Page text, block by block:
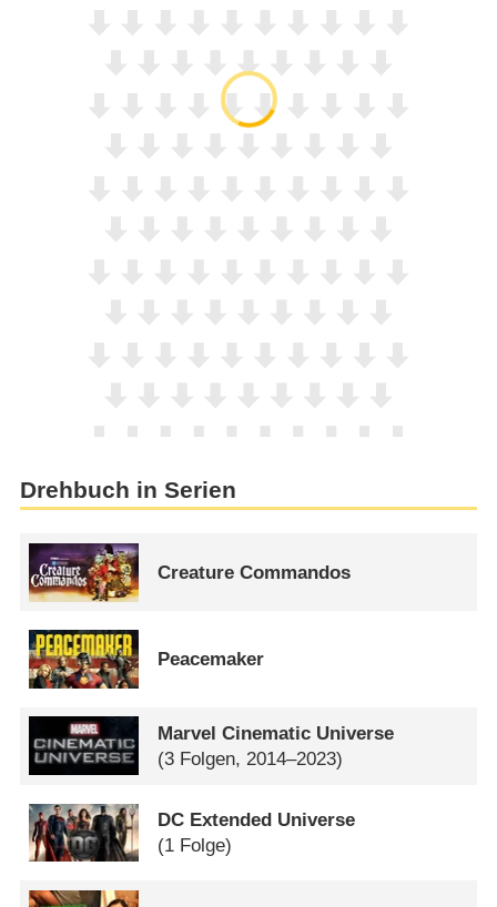
Drehbuch in Serien
Creature Commandos
Peacemaker
Marvel Cinematic Universe
(3 Folgen, 2014–2023)
DC Extended Universe
(1 Folge)